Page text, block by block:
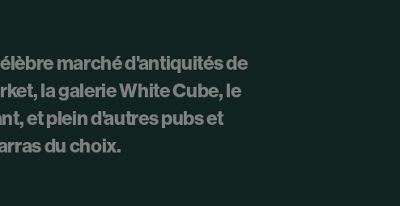
marché d'antiquités de
la galerie White Cube, le
et plein d'autres pubs et
du choix.